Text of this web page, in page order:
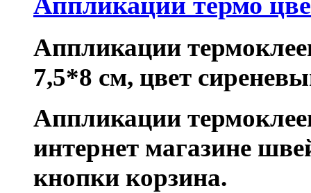
Аппликации
7,5*8 см, цвет
Аппликации
интернет магазине
кнопки корзина.